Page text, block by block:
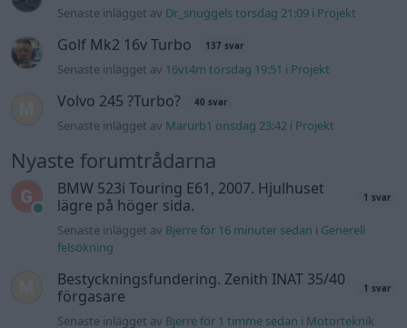
Senaste inlägget av Dr_snuggels torsdag 21:09 i Projekt
Golf Mk2 16v Turbo 137 svar
Senaste inlägget av 16vt4m torsdag 19:51 i Projekt
Volvo 245 ?Turbo? 40 svar
Senaste inlägget av Marurb1 onsdag 23:42 i Projekt
Nyaste forumtrådarna
BMW 523i Touring E61, 2007. Hjulhuset
lägre på höger sida.
1 svar
Senaste inlägget av Bjerre för 16 minuter sedan i Generell
felsökning
Bestyckningsfundering. Zenith INAT 35/40
förgasare
1 svar
Senaste inlägget av Bjerre för 1 timme sedan i Motorteknik